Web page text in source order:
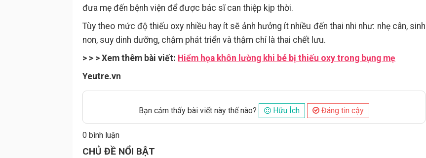
đưa mẹ đến bệnh viện để được bác sĩ can thiệp kịp thời.
Tùy theo mức độ thiếu oxy nhiều hay ít sẽ ảnh hưởng ít nhiều đến thai nhi như: nhẹ cân, sinh
non, suy dinh dưỡng, chậm phát triển và thậm chí là thai chết lưu.
> > > Xem thêm bài viết: Hiểm họa khôn lường khi bé bị thiếu oxy trong bụng mẹ
Yeutre.vn
Bạn cảm thấy bài viết này thế nào? Hữu Ích Đáng tin cậy
0 bình luận